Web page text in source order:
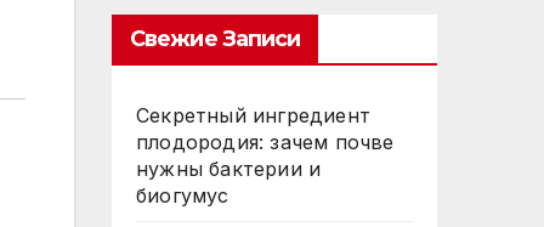
Свежие Записи
Секретный ингредиент
плодородия: зачем почве
нужны бактерии и
биогумус